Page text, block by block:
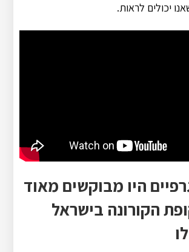
יכולים לראות.
היו מבוקשים מאוד
הקורונה בישראל